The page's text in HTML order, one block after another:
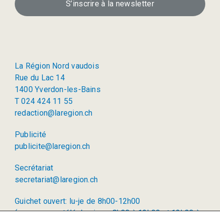
S’inscrire à la newsletter
La Région Nord vaudois
Rue du Lac 14
1400 Yverdon-les-Bains
T 024 424 11 55
redaction@laregion.ch
Publicité
publicite@laregion.ch
Secrétariat
secretariat@laregion.ch
Guichet ouvert: lu-je de 8h00-12h00
(permanence téléphonique: 8h00 à 12h00 et 13h00 à